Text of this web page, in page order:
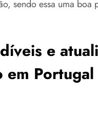
sendo essa uma boa
e